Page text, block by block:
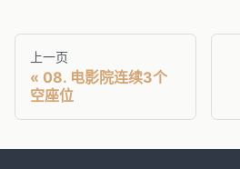
上一页
08. 电影院连续3个
空座位